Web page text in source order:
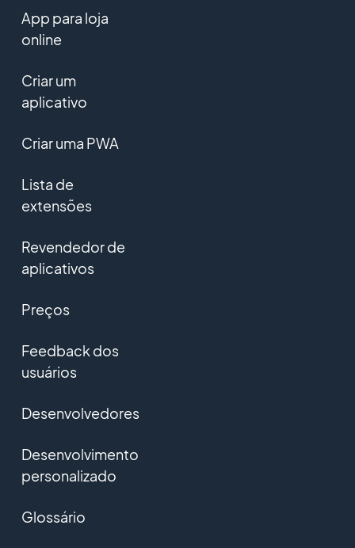
App para loja
online
Criar um
aplicativo
Criar uma PWA
Lista de
extensões
Revendedor de
aplicativos
Preços
Feedback dos
usuários
Desenvolvedores
Desenvolvimento
personalizado
Glossário